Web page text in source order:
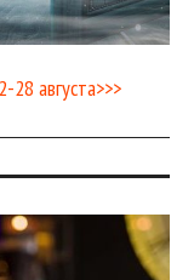
августа>>>